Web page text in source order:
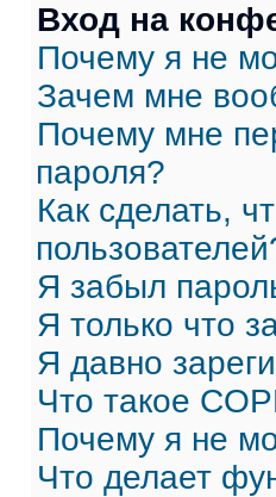
Вход на
Почему я не
Зачем мне
Почему мне
пароля?
Как сделать,
Я забыл
Я только что
Я давно
Что такое
Почему я не
Что делает